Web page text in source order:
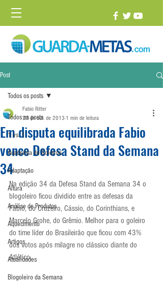
Post
Todos os posts
1 vs. 1
Academia de Goleiros
Adaptação
Altura
Análise de Produtos
Aquecimento
Artigos
Atualidades
Blogoleiro da Semana
Todos os posts
Em disputa equilibrada Fabio
vence Defesa Stand da Semana
34
Fabio Ritter
20 de out. de 2013 1 min de leitura
Na edição 34 da Defesa Stand da Semana 34 o
blogoleiro ficou dividido entre as defesas da
Fábio, do Cruzeiro, Cássio, do Corinthians, e
Marcelo Grohe, do Grêmio. Melhor para o goleiro
do time líder do Brasileirão que ficou com 43%
dos votos após milagre no clássico diante do
Atlético.